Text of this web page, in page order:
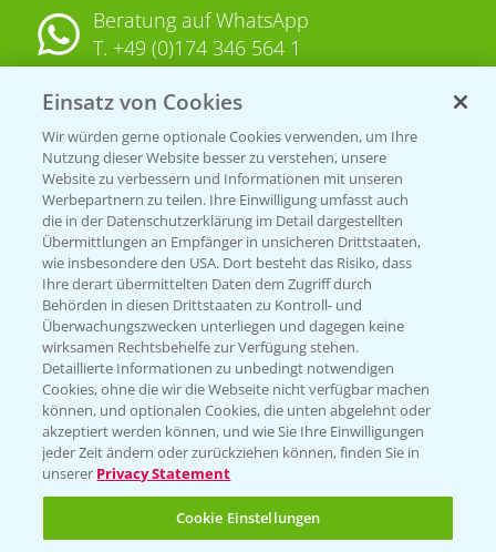
Beratung auf WhatsApp
T. +49 (0)174 346 564 1
KONTAKT
Hilfe in Notfällen
T.+49 (0)214/30-20220
Folgen Sie uns
Einsatz von Cookies
Wir würden gerne optionale Cookies verwenden, um Ihre
Nutzung dieser Website besser zu verstehen, unsere
Website zu verbessern und Informationen mit unseren
Werbepartnern zu teilen. Ihre Einwilligung umfasst auch
die in der Datenschutzerklärung im Detail dargestellten
Übermittlungen an Empfänger in unsicheren Drittstaaten,
wie insbesondere den USA. Dort besteht das Risiko, dass
Ihre derart übermittelten Daten dem Zugriff durch
Behörden in diesen Drittstaaten zu Kontroll- und
Überwachungszwecken unterliegen und dagegen keine
wirksamen Rechtsbehelfe zur Verfügung stehen.
Detaillierte Informationen zu unbedingt notwendigen
Cookies, ohne die wir die Webseite nicht verfügbar machen
können, und optionalen Cookies, die unten abgelehnt oder
akzeptiert werden können, und wie Sie Ihre Einwilligungen
jeder Zeit ändern oder zurückziehen können, finden Sie in
unserer Privacy Statement
Cookie Einstellungen